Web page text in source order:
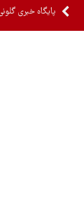
پایگاه خبری گلونی